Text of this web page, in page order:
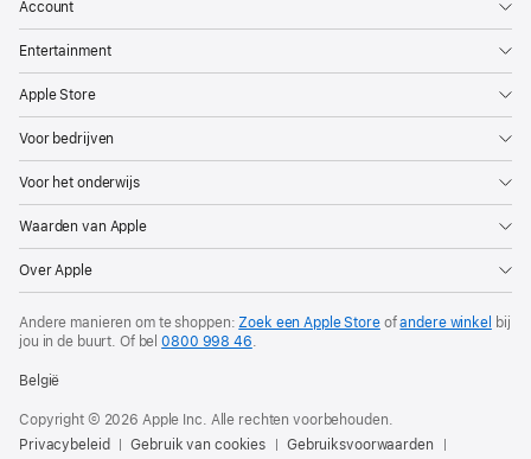
Account
Entertainment
Apple Store
Voor bedrijven
Voor het onderwijs
Waarden van Apple
Over Apple
Andere manieren om te shoppen: Zoek een Apple Storeofandere winkel bij
jou in de buurt. Of bel0800 998 46
België
Copyright © 2026 Apple Inc. Alle rechten voorbehouden.
Privacybeleid
Gebruik van cookies Gebruiksvoorwaarden